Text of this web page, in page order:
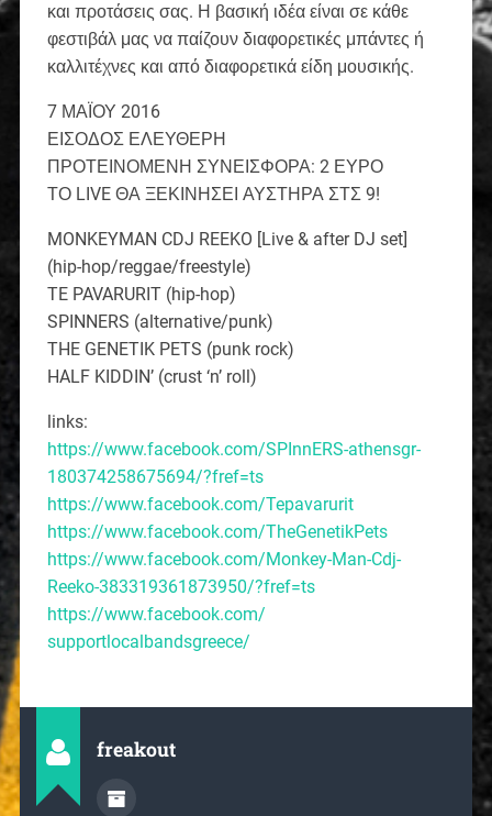
και προτάσεις σας. Η βασική ιδέα είναι σε κάθε
φεστιβάλ μας να παίζουν διαφορετικές μπάντες ή
καλλιτέχνες και από διαφορετικά είδη μουσικής.
7 ΜΑΪΟΥ 2016
ΕΙΣΟΔΟΣ ΕΛΕΥΘΕΡΗ
ΠΡΟΤΕΙΝΟΜΕΝΗ ΣΥΝΕΙΣΦΟΡΑ: 2 ΕΥΡΟ
ΤΟ LIVE ΘΑ ΞΕΚΙΝΗΣΕΙ ΑΥΣΤΗΡΑ ΣΤΣ 9!
MONKEYMAN CDJ REEKO [Live & after DJ set]
(hip-hop/reggae/freestyle)
TE PAVARURIT (hip-hop)
SPINNERS (alternative/punk)
THE GENETIK PETS (punk rock)
HALF KIDDIN’ (crust ‘n’ roll)
links:
https://www.facebook.com/SPInnERS-athensgr-
180374258675694/?fref=ts
https://www.facebook.com/Tepavarurit
https://www.facebook.com/TheGenetikPets
https://www.facebook.com/Monkey-Man-Cdj-
Reeko-383319361873950/?fref=ts
https://www.facebook.com/
supportlocalbandsgreece/
freakout